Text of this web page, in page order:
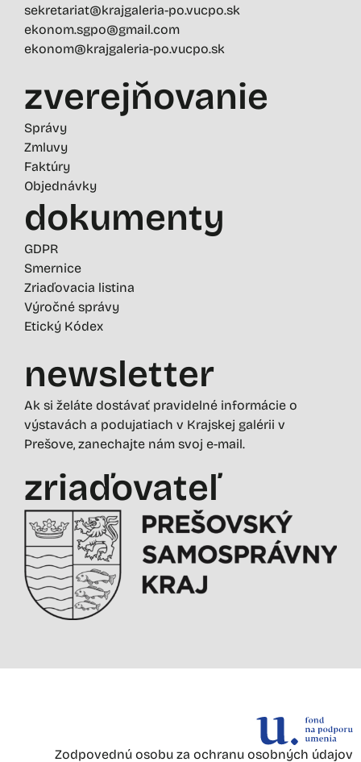
sekretariat@krajgaleria-po.vucpo.sk
ekonom.sgpo@gmail.com
ekonom@krajgaleria-po.vucpo.sk
zverejňovanie
Správy
Zmluvy
Faktúry
Objednávky
dokumenty
GDPR
Smernice
Zriaďovacia listina
Výročné správy
Etický Kódex
newsletter
Ak si želáte dostávať pravidelné informácie o
výstavách a podujatiach v Krajskej galérii v
Prešove, zanechajte nám svoj e-mail.
zriaďovateľ
Zodpovednú osobu za ochranu osobných údajov